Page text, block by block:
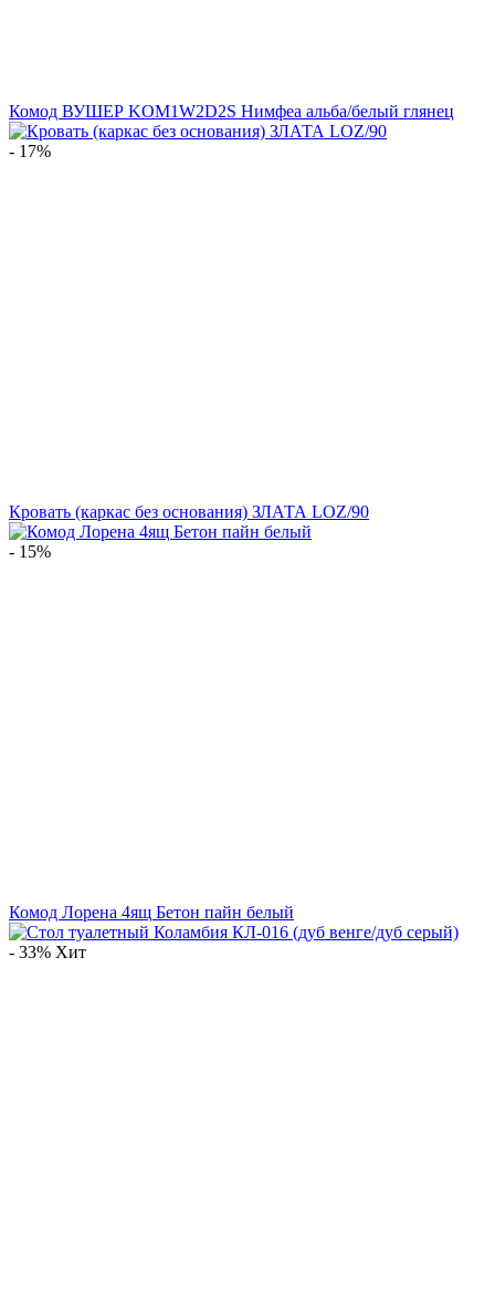
Комод ВУШЕР KOM1W2D2S Нимфеа альба/белый глянец
- 17%
Кровать (каркас без основания) ЗЛАТА LOZ/90
- 15%
Комод Лорена 4ящ Бетон пайн белый
- 33% Хит